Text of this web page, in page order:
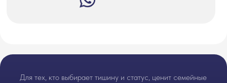
Для тех, кто выбирает тишину и статус, ценит семейные